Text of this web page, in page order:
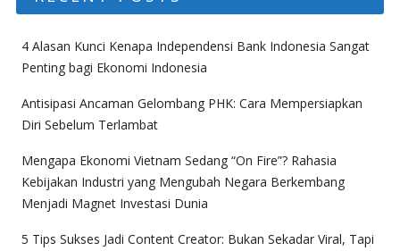
4 Alasan Kunci Kenapa Independensi Bank Indonesia Sangat
Penting bagi Ekonomi Indonesia
Antisipasi Ancaman Gelombang PHK: Cara Mempersiapkan
Diri Sebelum Terlambat
Mengapa Ekonomi Vietnam Sedang “On Fire”? Rahasia
Kebijakan Industri yang Mengubah Negara Berkembang
Menjadi Magnet Investasi Dunia
5 Tips Sukses Jadi Content Creator: Bukan Sekadar Viral, Tapi